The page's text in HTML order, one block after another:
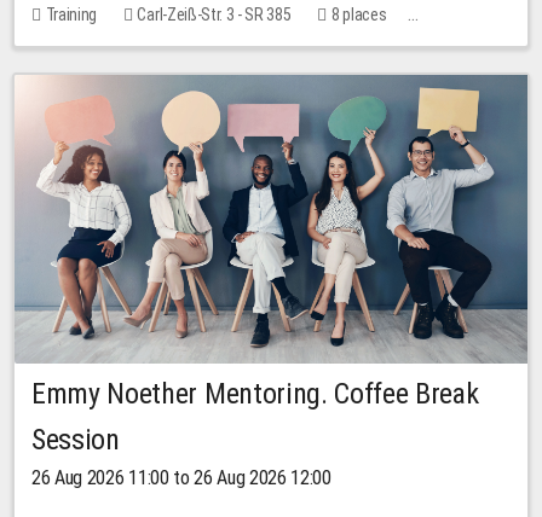
Training Carl-Zeiß-Str. 3 - SR 385
8 places
20.00 EUR
Emmy Noether Mentoring. Coffee Break
Session
26 Aug 2026 11:00 to 26 Aug 2026 12:00